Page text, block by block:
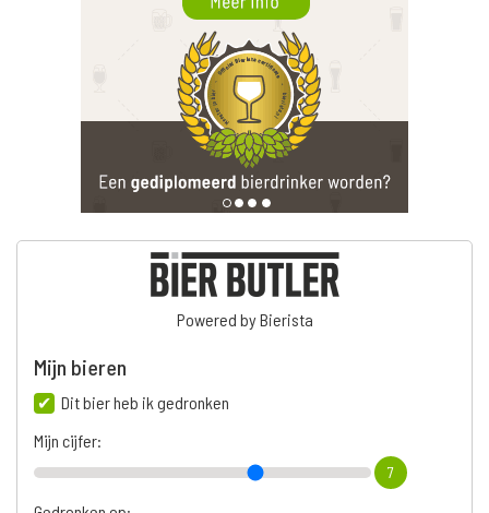
Powered by Bierista
Mijn bieren
Dit bier heb ik gedronken
Mijn cijfer:
7